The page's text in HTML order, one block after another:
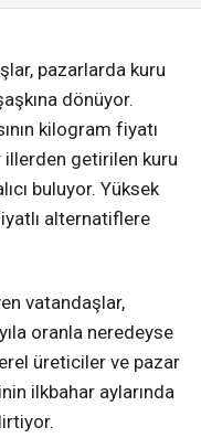
pazarlarda kuru
dönüyor.
kilogram fiyatı
illerden getirilen kuru
buluyor. Yüksek
alternatiflere
vatandaşlar,
oranla neredeyse
üreticiler ve pazar
ilkbahar aylarında